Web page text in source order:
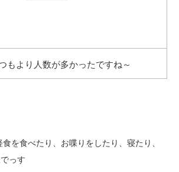
もより人数が多かったですね～
食を食べたり、お喋りをしたり、寝たり、
っす